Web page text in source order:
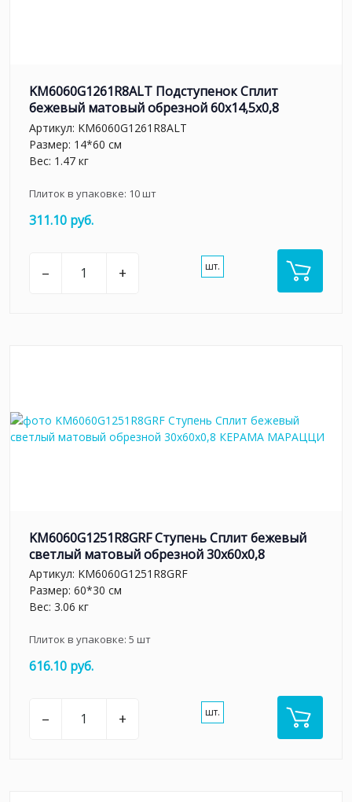
KM6060G1261R8ALT Подступенок Сплит
бежевый матовый обрезной 60x14,5x0,8
Артикул: KM6060G1261R8ALT
Размер: 14*60 см
Вес: 1.47 кг
Плиток в упаковке: 10шт
311.10 руб.
– + шт.
KM6060G1251R8GRF Ступень Сплит бежевый
светлый матовый обрезной 30x60x0,8
Артикул: KM6060G1251R8GRF
Размер: 60*30 см
Вес: 3.06 кг
Плиток в упаковке: 5 шт
616.10 руб.
– + шт.